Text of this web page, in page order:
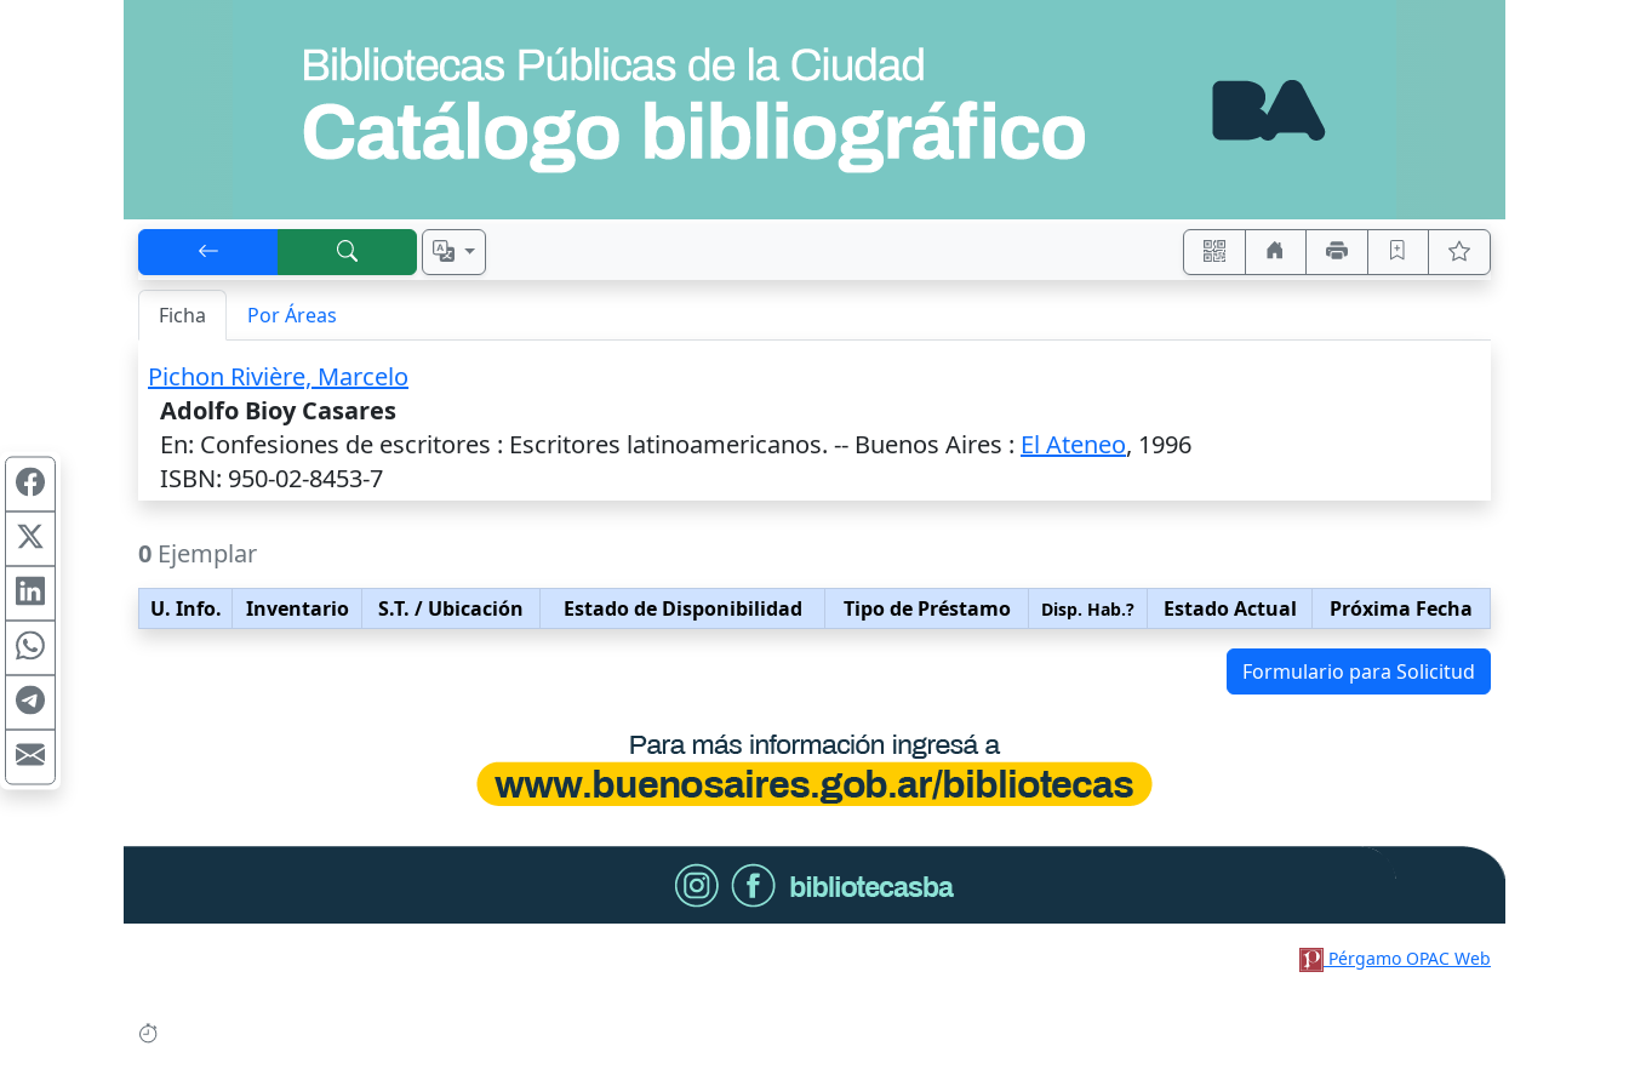
Ficha Por Áreas
Pichon Rivière, Marcelo
Adolfo Bioy Casares
En: Confesiones de escritores : Escritores latinoamericanos. -- Buenos Aires : El Ateneo, 1996
ISBN: 950-02-8453-7
0 Ejemplar
U. Info. Inventario S.T. / Ubicación Estado de Disponibilidad Tipo de Préstamo Disp. Hab.? Estado Actual Próxima Fecha
Formulario para Solicitud
Pérgamo OPAC Web